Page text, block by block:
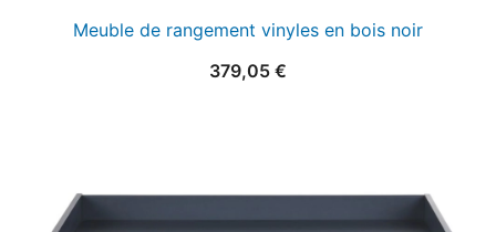
Meuble de rangement vinyles en bois noir
379,05 €